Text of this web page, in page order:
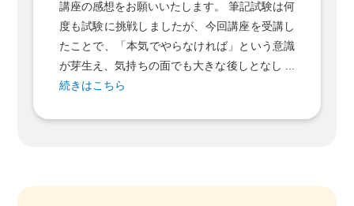
講座の感想をお願いいたします。 筆記試験は何
度も試験に挑戦しましたが、今回講座を受講し
たことで、「本気でやらなければ」という意識
が芽生え、気持ちの面でも大きな後しとなし ...
続きはこちら